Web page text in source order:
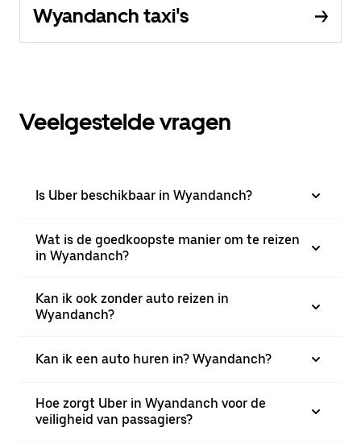
Wyandanch taxi's
Veelgestelde vragen
Is Uber beschikbaar in Wyandanch?
Wat is de goedkoopste manier om te reizen
in Wyandanch?
Kan ik ook zonder auto reizen in
Wyandanch?
Kan ik een auto huren in? Wyandanch?
Hoe zorgt Uber in Wyandanch voor de
veiligheid van passagiers?